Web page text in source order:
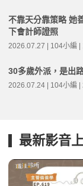
不靠天分靠策略 她
下會計師證照
2026.07.27 | 104小編 |
30多歲外派，是出
2026.07.24 | 104小編 |
最新影音